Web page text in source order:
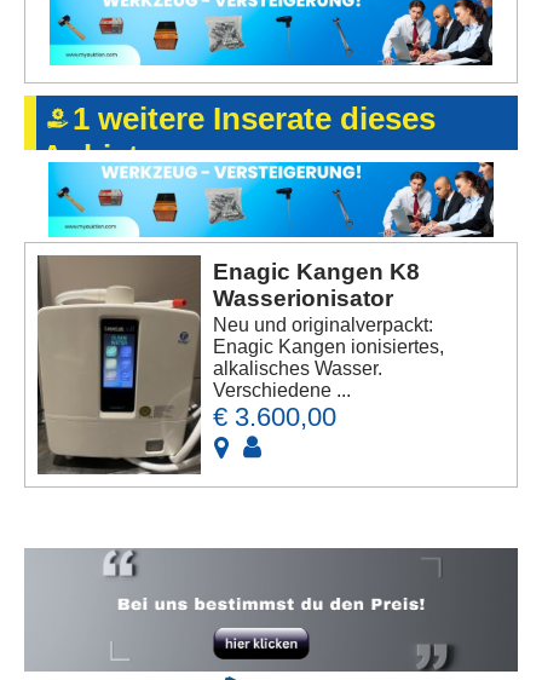
1 weitere Inserate dieses
Anbieters
Enagic Kangen K8
Wasserionisator
Neu und originalverpackt:
Enagic Kangen ionisiertes,
alkalisches Wasser.
Verschiedene ...
€ 3.600,00